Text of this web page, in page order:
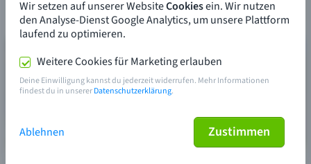
Wir setzen auf unserer WebsiteCookiesein. Wir nutzen
den Analyse-Dienst Google Analytics, um unsere Plattform
laufend zu optimieren.
Weitere Cookies für Marketing erlauben
Deine Einwilligung kannst du jederzeit widerrufen. Mehr Informationen
findest du in unsererDatenschutzerklärung.
Ablehnen Zustimmen